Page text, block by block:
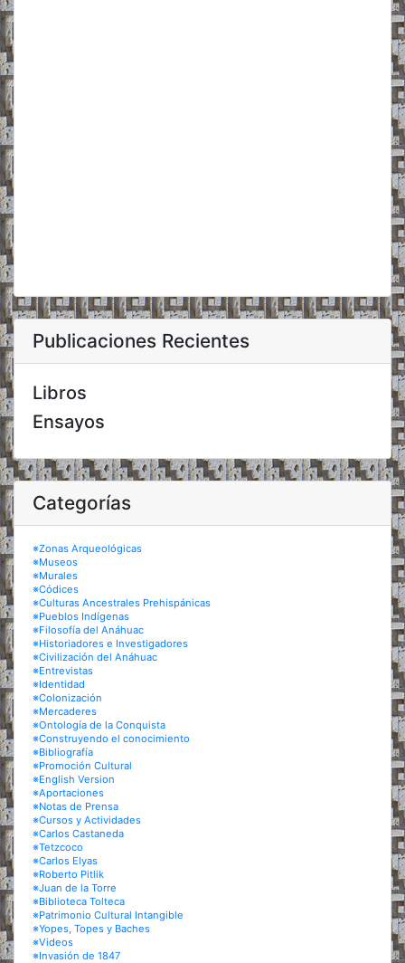
Publicaciones Recientes
Libros
Ensayos
Categorías
※Zonas Arqueológicas
※Museos
※Murales
※Códices
※Culturas Ancestrales Prehispánicas
※Pueblos Indígenas
※Filosofía del Anáhuac
※Historiadores e Investigadores
※Civilización del Anáhuac
※Entrevistas
※Identidad
※Colonización
※Mercaderes
※Ontología de la Conquista
※Construyendo el conocimiento
※Bibliografía
※Promoción Cultural
※English Version
※Aportaciones
※Notas de Prensa
※Cursos y Actividades
※Carlos Castaneda
※Tetzcoco
※Carlos Elyas
※Roberto Pitlik
※Juan de la Torre
※Biblioteca Tolteca
※Patrimonio Cultural Intangible
※Yopes, Topes y Baches
※Videos
※Invasión de 1847